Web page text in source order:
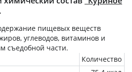
.
пищевых веществ
углеводов, витаминов и
съедобной части.
Количество